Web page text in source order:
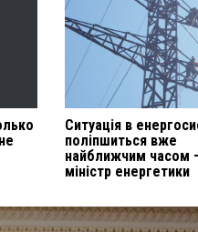
Ситуація в
поліпшиться вже
найближчим часом
міністр енергетики